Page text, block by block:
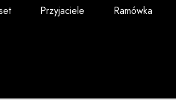
Przyjaciele Ramówka